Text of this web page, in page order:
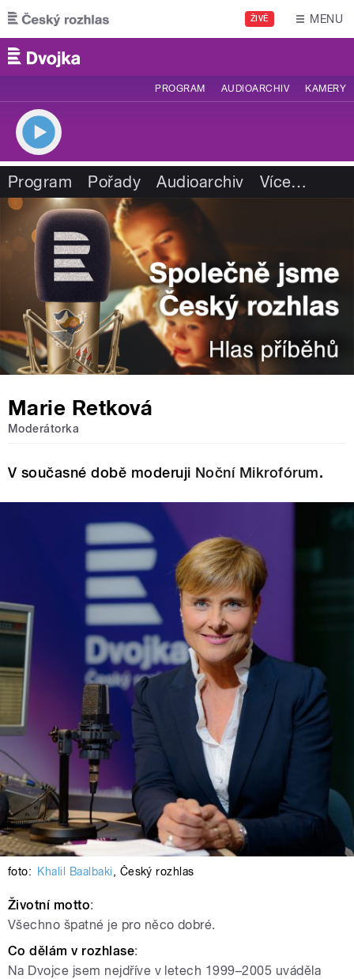
Přejít k hlavnímu obsahu
ŽIVĚ MENU
PROGRAM AUDIOARCHIV KAMERY
Program Pořady Audioarchiv Více…
Marie Retková
Moderátorka
V současné době moderuji Noční Mikrofórum.
foto: Khalil Baalbaki, Český rozhlas
Životní motto:
Všechno špatné je pro něco dobré.
Co dělám v rozhlase:
Na Dvojce jsem nejdříve v letech 1999–2005 uváděla